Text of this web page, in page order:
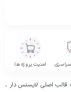
امنیت پروژه ها
قالب اصلی لایسنس دار ،